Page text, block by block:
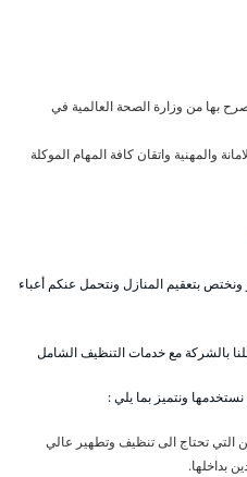
بها من وزارة الصحة العالمية في
والمهنية واتقان كافة المهام الموكلة
ونختص بتعقيم المنازل ونتحمل عنكم أعباء
بالشركة مع خدمات التنظيف الشامل
ونتميز بما يلي :
التي تحتاج الى تنظيف وتطهير عالي
بداخلها.